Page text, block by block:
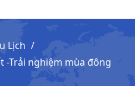
Lịch
-Trải nghiệm mùa đông